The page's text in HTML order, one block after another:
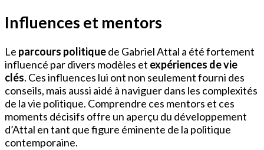
Influences et mentors
Le parcours politiquede Gabriel Attal a été fortement
influencé par divers modèles et expériences de vie
clés. Ces influences lui ont non seulement fourni des
conseils, mais aussi aidé à naviguer dans les complexités
de la vie politique. Comprendre ces mentors et ces
moments décisifs offre un aperçu du développement
d’Attal en tant que figure éminente de la politique
contemporaine.